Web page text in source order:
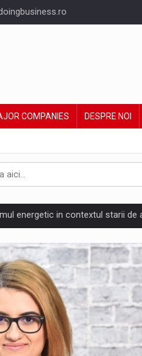
COMPANIES DESPRE NOI
energetic in contextul starii de
granitele?
About Bakuchiol's Evolution
UE privind